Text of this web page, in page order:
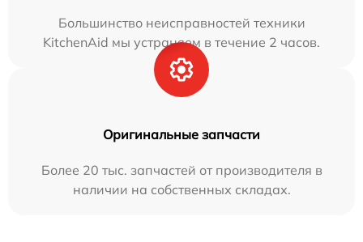
Большинство неисправностей техники
KitchenAid мы устраняем в течение 2 часов.
Оригинальные запчасти
Более 20 тыс. запчастей от производителя в
наличии на собственных складах.